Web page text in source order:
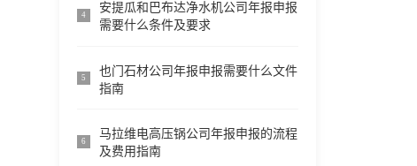
4
安提瓜和巴布达净水机公司年报申报
需要什么条件及要求
5
也门石材公司年报申报需要什么文件
指南
6
马拉维电高压锅公司年报申报的流程
及费用指南